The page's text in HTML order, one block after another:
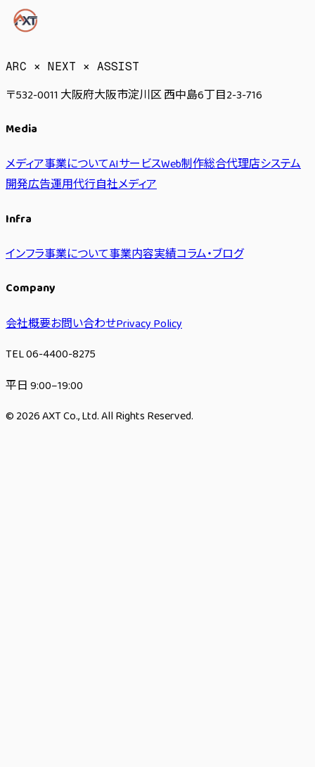
ARC × NEXT × ASSIST
〒532-0011 大阪府大阪市淀川区 西中島6丁目2-3-716
Media
メディア事業についてAIサービスWeb制作総合代理店システム
開発広告運用代行自社メディア
Infra
インフラ事業について事業内容実績コラム・ブログ
Company
会社概要お問い合わせPrivacy Policy
TEL 06-4400-8275
平日 9:00–19:00
© 2026 AXT Co., Ltd. All Rights Reserved.